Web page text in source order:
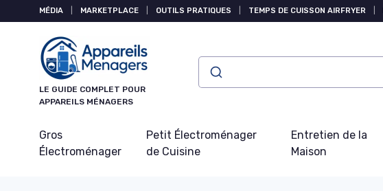
MÉDIA MARKETPLACE OUTILS PRATIQUES TEMPS DE CUISSON AIRFRYER
LE GUIDE COMPLET POUR
APPAREILS MÉNAGERS
Gros
Électroménager
Petit Électroménager
de Cuisine
Entretien de la
Maison
Panneau de gestion des cookies